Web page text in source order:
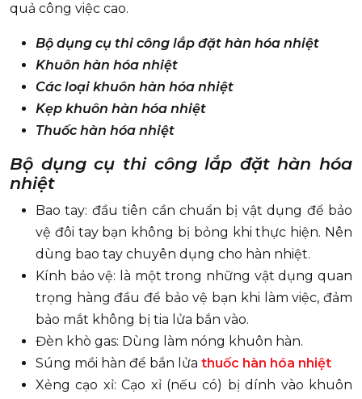
quả công việc cao.
Bộ dụng cụ thi công lắp đặt hàn hóa nhiệt
Khuôn hàn hóa nhiệt
Các loại khuôn hàn hóa nhiệt
Kẹp khuôn hàn hóa nhiệt
Thuốc hàn hóa nhiệt
Bộ dụng cụ thi công lắp đặt hàn hóa
nhiệt
Bao tay: đầu tiên cần chuẩn bị vật dụng để bảo
vệ đôi tay bạn không bị bỏng khi thực hiện. Nên
dùng bao tay chuyên dụng cho hàn nhiệt.
Kính bảo vệ: là một trong những vật dụng quan
trọng hàng đầu để bảo vệ bạn khi làm việc, đảm
bảo mắt không bị tia lửa bắn vào.
Đèn khò gas: Dùng làm nóng khuôn hàn.
Súng mồi hàn để bắn lửa thuốc hàn hóa nhiệt
Xẻng cạo xỉ: Cạo xỉ (nếu có) bị dính vào khuôn